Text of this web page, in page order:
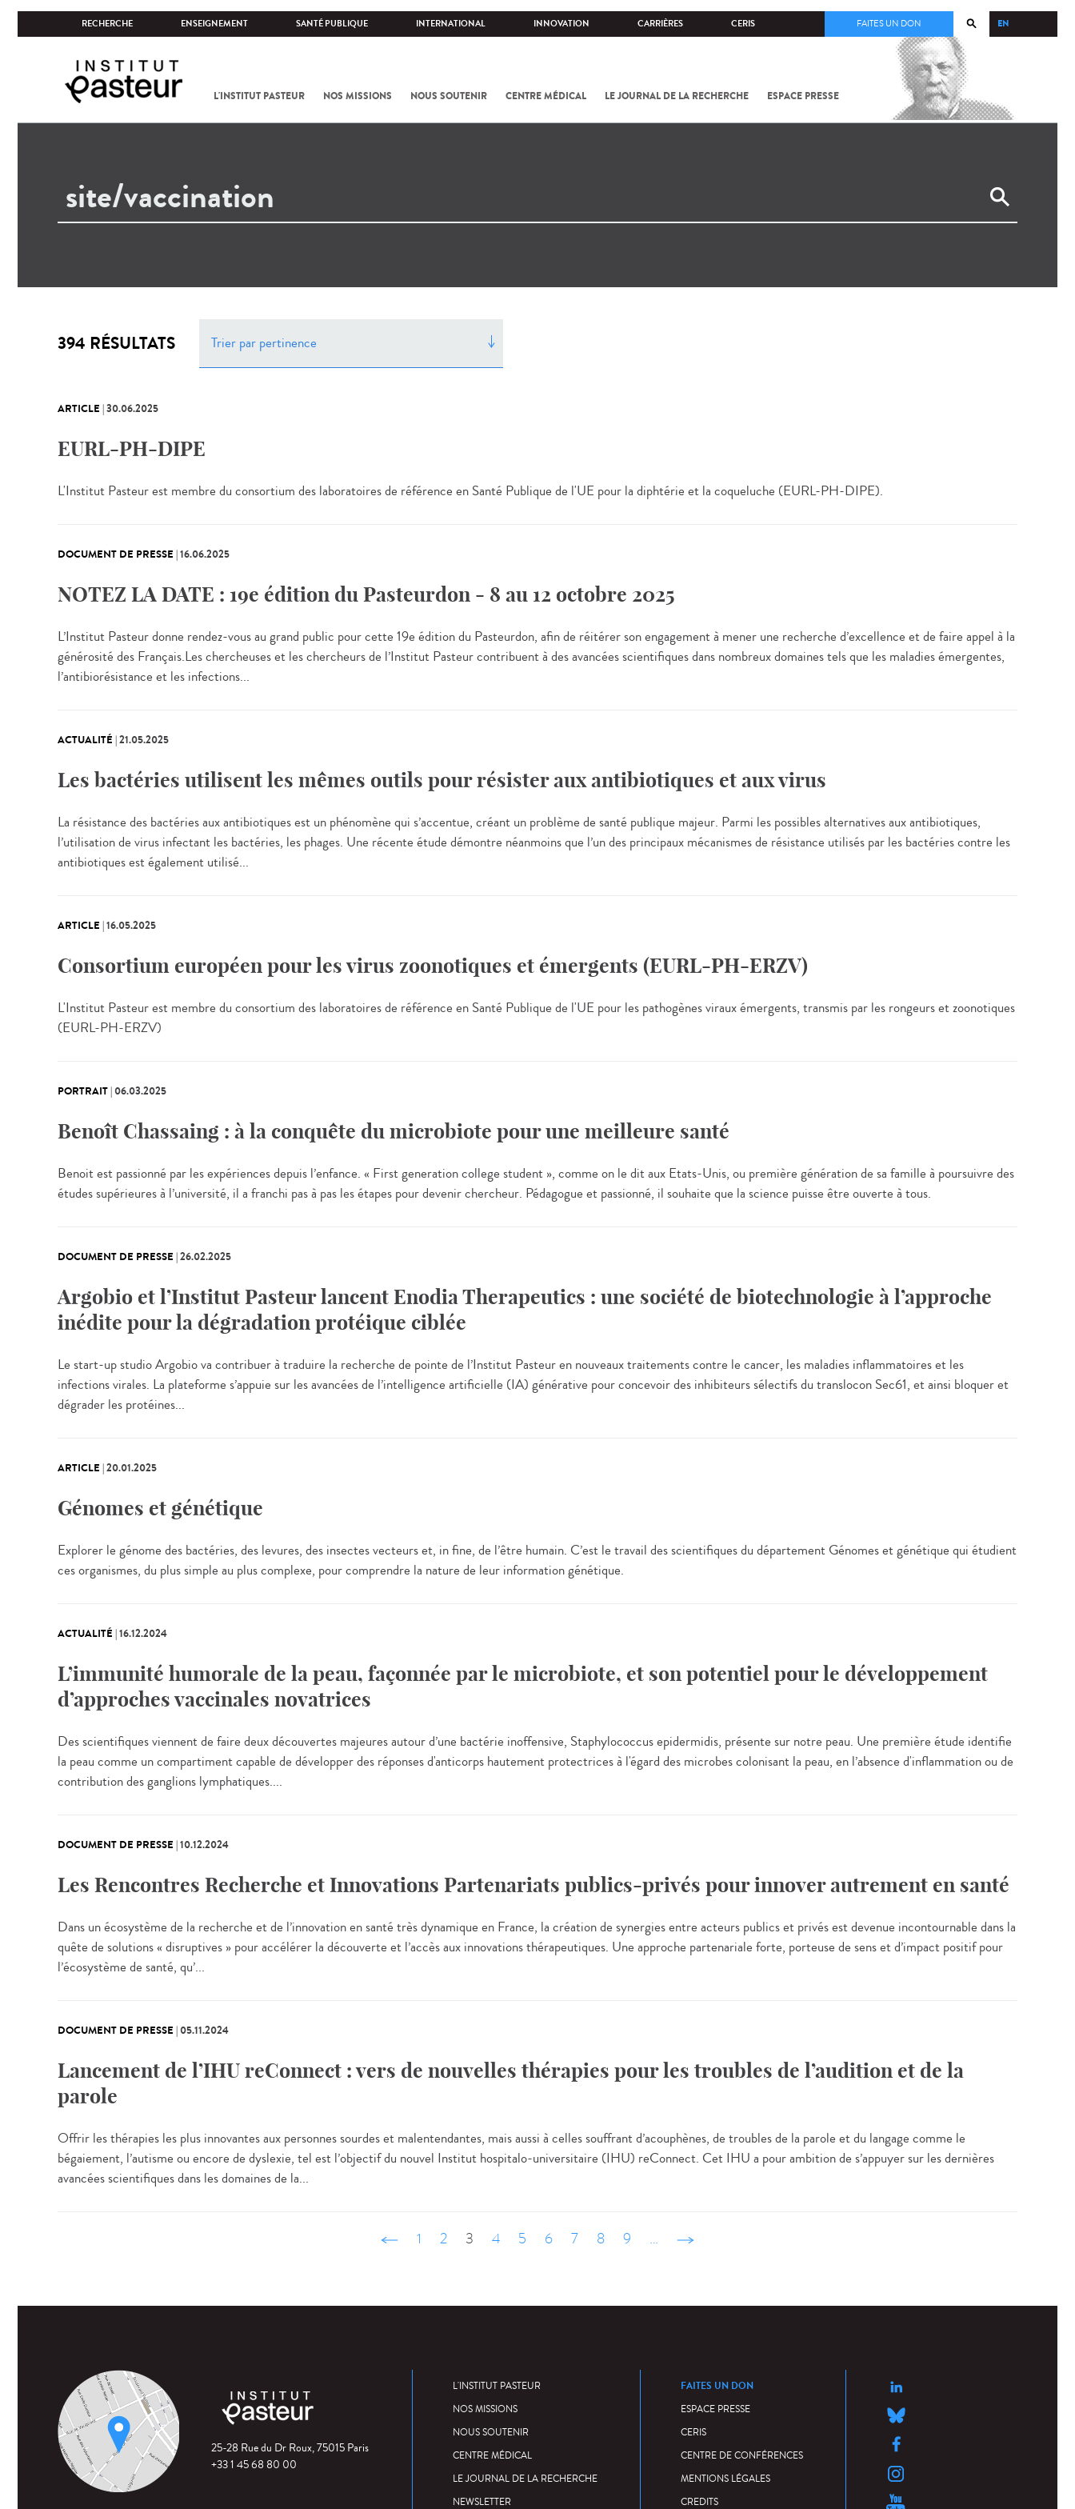
RECHERCHE ENSEIGNEMENT SANTÉ PUBLIQUE INTERNATIONAL INNOVATION CARRIÈRES CERIS EN
FAITES UN DON
L'INSTITUT PASTEUR NOS MISSIONS NOUS SOUTENIR CENTRE MÉDICAL LE JOURNAL DE LA RECHERCHE ESPACE PRESSE
COV-2 /
394 RÉSULTATS Trier par pertinence
ARTICLE |30.06.2025
EURL-PH-DIPE
L'Institut Pasteur est membre du consortium des laboratoires de référence en Santé Publique de l'UE pour la diphtérie et la coqueluche (EURL-PH-DIPE).
DOCUMENT DE PRESSE |16.06.2025
NOTEZ LA DATE : 19e édition du Pasteurdon - 8 au 12 octobre 2025
L’Institut Pasteur donne rendez-vous au grand public pour cette 19e édition du Pasteurdon, afin de réitérer son engagement à mener une recherche d’excellence et de faire appel à la
générosité des Français.Les chercheuses et les chercheurs de l’Institut Pasteur contribuent à des avancées scientifiques dans nombreux domaines tels que les maladies émergentes,
l’antibiorésistance et les infections...
ACTUALITÉ |21.05.2025
Les bactéries utilisent les mêmes outils pour résister aux antibiotiques et aux virus
La résistance des bactéries aux antibiotiques est un phénomène qui s’accentue, créant un problème de santé publique majeur. Parmi les possibles alternatives aux antibiotiques,
l’utilisation de virus infectant les bactéries, les phages. Une récente étude démontre néanmoins que l’un des principaux mécanismes de résistance utilisés par les bactéries contre les
antibiotiques est également utilisé...
ARTICLE |16.05.2025
Consortium européen pour les virus zoonotiques et émergents (EURL-PH-ERZV)
L'Institut Pasteur est membre du consortium des laboratoires de référence en Santé Publique de l'UE pour les pathogènes viraux émergents, transmis par les rongeurs et zoonotiques
(EURL-PH-ERZV)
PORTRAIT|06.03.2025
Benoît Chassaing : à la conquête du microbiote pour une meilleure santé
Benoit est passionné par les expériences depuis l’enfance. « First generation college student », comme on le dit aux Etats-Unis, ou première génération de sa famille à poursuivre des
études supérieures à l’université, il a franchi pas à pas les étapes pour devenir chercheur. Pédagogue et passionné, il souhaite que la science puisse être ouverte à tous.
DOCUMENT DE PRESSE |26.02.2025
Argobio et l’Institut Pasteur lancent Enodia Therapeutics : une société de biotechnologie à l’approche
inédite pour la dégradation protéique ciblée
Le start-up studio Argobio va contribuer à traduire la recherche de pointe de l’Institut Pasteur en nouveaux traitements contre le cancer, les maladies inflammatoires et les
infections virales. La plateforme s’appuie sur les avancées de l’intelligence artificielle (IA) générative pour concevoir des inhibiteurs sélectifs du translocon Sec61, et ainsi bloquer et
dégrader les protéines...
ARTICLE |20.01.2025
Génomes et génétique
Explorer le génome des bactéries, des levures, des insectes vecteurs et, in fine, de l’être humain. C’est le travail des scientifiques du département Génomes et génétique qui étudient
ces organismes, du plus simple au plus complexe, pour comprendre la nature de leur information génétique.
ACTUALITÉ |16.12.2024
L’immunité humorale de la peau, façonnée par le microbiote, et son potentiel pour le développement
d’approches vaccinales novatrices
Des scientifiques viennent de faire deux découvertes majeures autour d’une bactérie inoffensive, Staphylococcus epidermidis, présente sur notre peau. Une première étude identifie
la peau comme un compartiment capable de développer des réponses d'anticorps hautement protectrices à l'égard des microbes colonisant la peau, en l’absence d'inflammation ou de
contribution des ganglions lymphatiques....
DOCUMENT DE PRESSE |10.12.2024
Les Rencontres Recherche et Innovations Partenariats publics-privés pour innover autrement en santé
Dans un écosystème de la recherche et de l’innovation en santé très dynamique en France, la création de synergies entre acteurs publics et privés est devenue incontournable dans la
quête de solutions « disruptives » pour accélérer la découverte et l’accès aux innovations thérapeutiques. Une approche partenariale forte, porteuse de sens et d’impact positif pour
l’écosystème de santé, qu’...
DOCUMENT DE PRESSE |05.11.2024
Lancement de l’IHU reConnect : vers de nouvelles thérapies pour les troubles de l’audition et de la
parole
Offrir les thérapies les plus innovantes aux personnes sourdes et malentendantes, mais aussi à celles souffrant d’acouphènes, de troubles de la parole et du langage comme le
bégaiement, l’autisme ou encore de dyslexie, tel est l’objectif du nouvel Institut hospitalo-universitaire (IHU) reConnect. Cet IHU a pour ambition de s’appuyer sur les dernières
avancées scientifiques dans les domaines de la...
‹ précédent
1 2 3 4 5 6 7 8 9 … suivant ›
25-28 Rue du Dr Roux, 75015 Paris
+33 1 45 68 80 00
L'INSTITUT PASTEUR
NOS MISSIONS
NOUS SOUTENIR
CENTRE MÉDICAL
LE JOURNAL DE LA RECHERCHE
NEWSLETTER
FAITES UN DON
ESPACE PRESSE
CERIS
CENTRE DE CONFÉRENCES
MENTIONS LÉGALES
CREDITS